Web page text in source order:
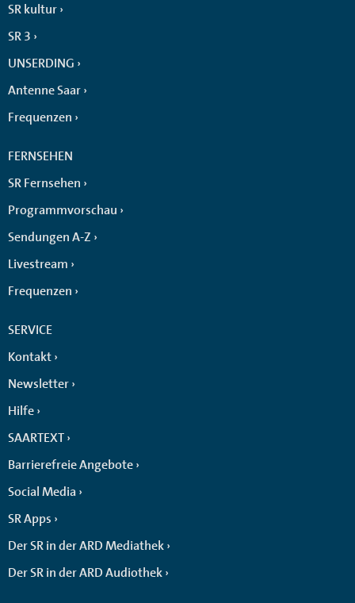
SR kultur
SR 3
UNSERDING
Antenne Saar
Frequenzen
FERNSEHEN
SR Fernsehen
Programmvorschau
Sendungen A-Z
Livestream
Frequenzen
SERVICE
Kontakt
Newsletter
Hilfe
SAARTEXT
Barrierefreie Angebote
Social Media
SR Apps
Der SR in der ARD Mediathek
Der SR in der ARD Audiothek